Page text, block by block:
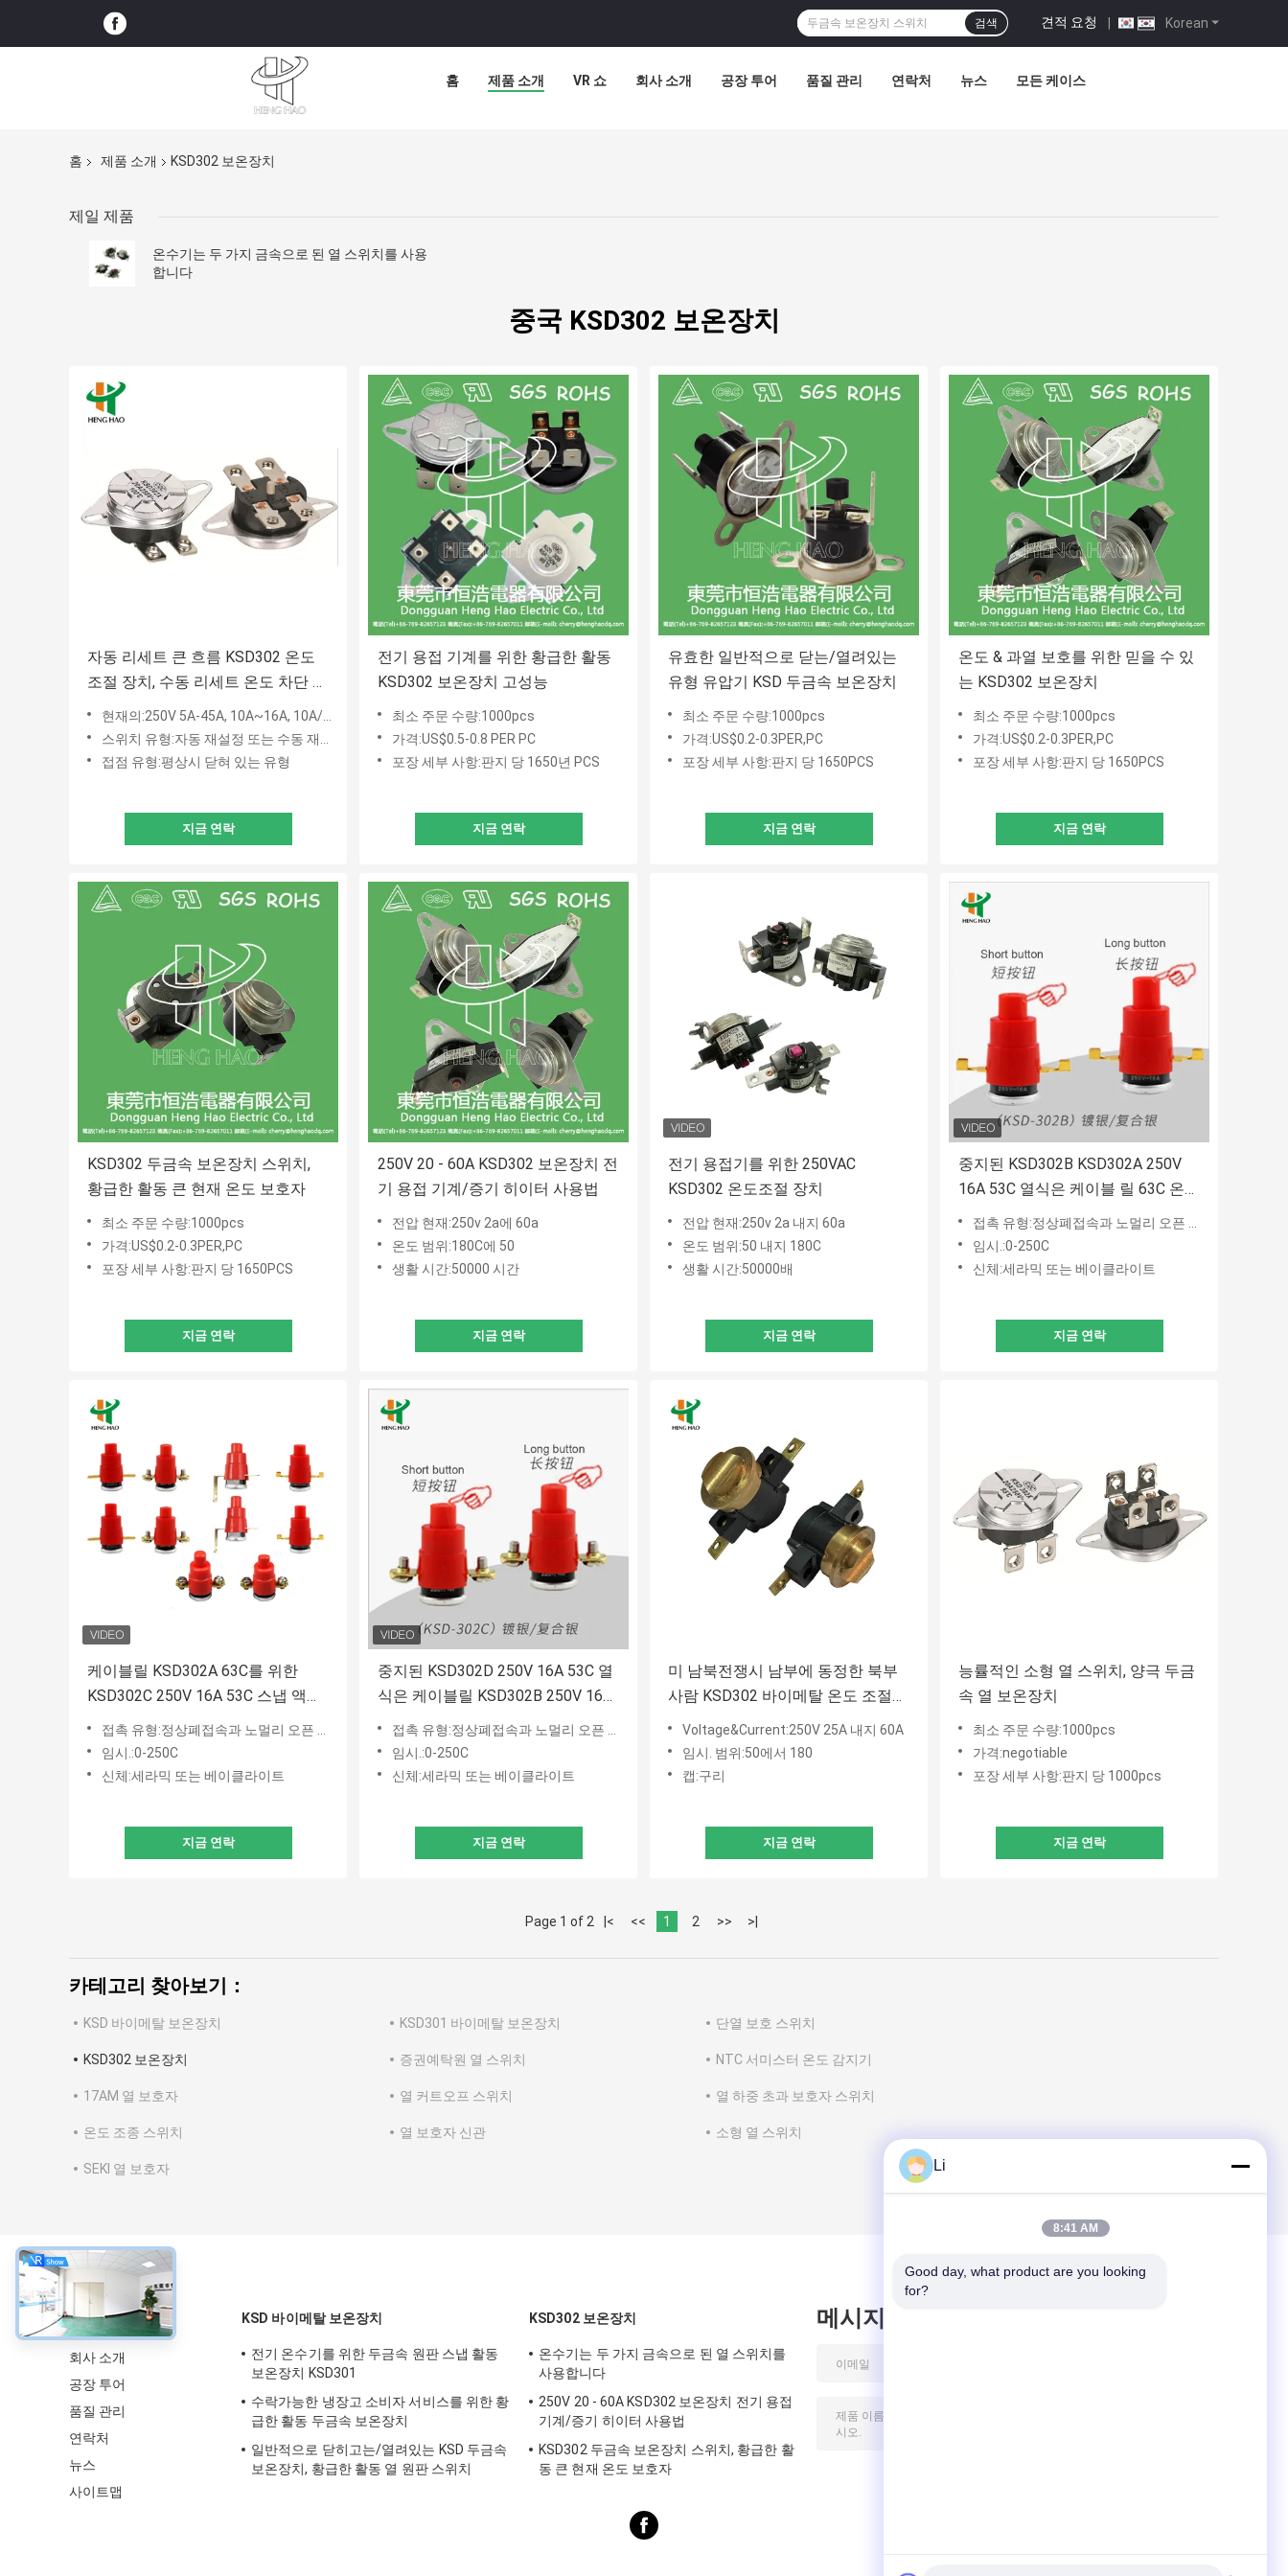
Korean
견적 요청 |
검색
홈 제품 소개 VR 쇼 회사 소개 공장 투어 품질 관리 연락처 뉴스 모든 케이스
홈 제품 소개 KSD302 보온장치
제일 제품
온수기는 두 가지 금속으로 된 열 스위치를 사용
합니다
중국 KSD302 보온장치
자동 리세트 큰 흐름 KSD302 온도
조절 장치, 수동 리세트 온도 차단 스
위치
현재의:250V 5A-45A, 10A~16A, 10A/15A/16A, 10A, 15-60A
스위치 유형:자동 재설정 또는 수동 재설정
접점 유형:평상시 닫혀 있는 유형
지금 연락
전기 용접 기계를 위한 황급한 활동
KSD302 보온장치 고성능
최소 주문 수량:1000pcs
가격:US$0.5-0.8 PER PC
포장 세부 사항:판지 당 1650년 PCS
지금 연락
유효한 일반적으로 닫는/열려있는
유형 유압기 KSD 두금속 보온장치
최소 주문 수량:1000pcs
가격:US$0.2-0.3PER,PC
포장 세부 사항:판지 당 1650PCS
지금 연락
온도 & 과열 보호를 위한 믿을 수 있
는 KSD302 보온장치
최소 주문 수량:1000pcs
가격:US$0.2-0.3PER,PC
포장 세부 사항:판지 당 1650PCS
지금 연락
KSD302 두금속 보온장치 스위치,
황급한 활동 큰 현재 온도 보호자
최소 주문 수량:1000pcs
가격:US$0.2-0.3PER,PC
포장 세부 사항:판지 당 1650PCS
지금 연락
250V 20 - 60A KSD302 보온장치 전
기 용접 기계/증기 히이터 사용법
전압 현재:250v 2a에 60a
온도 범위:180C에 50
생활 시간:50000 시간
지금 연락
전기 용접기를 위한 250VAC
KSD302 온도조절 장치
전압 현재:250v 2a 내지 60a
온도 범위:50 내지 180C
생활 시간:50000배
지금 연락
중지된 KSD302B KSD302A 250V
16A 53C 열식은 케이블 릴 63C 온도
조절 장치를 위해 전환합니다
접촉 유형:정상폐접속과 노멀리 오픈 타입
임시.:0-250C
신체:세라믹 또는 베이클라이트
지금 연락
케이블릴 KSD302A 63C를 위한
KSD302C 250V 16A 53C 스냅 액션
온도조절 장치
접촉 유형:정상폐접속과 노멀리 오픈 타입
임시.:0-250C
신체:세라믹 또는 베이클라이트
지금 연락
중지된 KSD302D 250V 16A 53C 열
식은 케이블릴 KSD302B 250V 16A
63C를 위해 전환합니다
접촉 유형:정상폐접속과 노멀리 오픈 타입
임시.:0-250C
신체:세라믹 또는 베이클라이트
지금 연락
미 남북전쟁시 남부에 동정한 북부
사람 KSD302 바이메탈 온도 조절
장치 온도 스위치 250V 15A 내지
60A
Voltage&Current:250V 25A 내지 60A
임시. 범위:50에서 180
캡:구리
지금 연락
능률적인 소형 열 스위치, 양극 두금
속 열 보온장치
최소 주문 수량:1000pcs
가격:negotiable
포장 세부 사항:판지 당 1000pcs
지금 연락
Page 1 of 2 |< << 1 2 >> >|
카테고리 찾아보기：
KSD 바이메탈 보온장치 KSD301 바이메탈 보온장치 단열 보호 스위치
KSD302 보온장치 증권예탁원 열 스위치 NTC 서미스터 온도 감지기
17AM 열 보호자 열 커트오프 스위치 열 하중 초과 보호자 스위치
온도 조종 스위치 열 보호자 신관 소형 열 스위치
SEKI 열 보호자
약
회사 소개
공장 투어
품질 관리
연락처
뉴스
사이트맵
KSD 바이메탈 보온장치
전기 온수기를 위한 두금속 원판 스냅 활동
보온장치 KSD301
수락가능한 냉장고 소비자 서비스를 위한 황
급한 활동 두금속 보온장치
일반적으로 닫히고는/열려있는 KSD 두금속
보온장치, 황급한 활동 열 원판 스위치
KSD302 보온장치
온수기는 두 가지 금속으로 된 열 스위치를
사용합니다
250V 20 - 60A KSD302 보온장치 전기 용접
기계/증기 히이터 사용법
KSD302 두금속 보온장치 스위치, 황급한 활
동 큰 현재 온도 보호자
메시지를 남겨주세요
Li
8:41 AM
Good day, what product are you looking
for?